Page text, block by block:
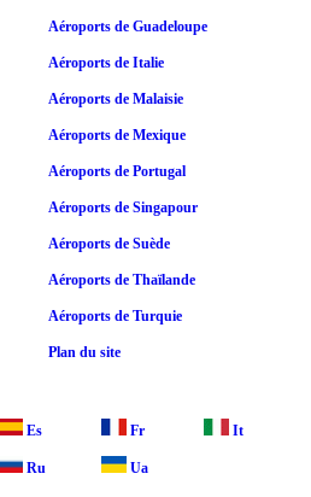
Aéroports de Guadeloupe
Aéroports de Italie
Aéroports de Malaisie
Aéroports de Mexique
Aéroports de Portugal
Aéroports de Singapour
Aéroports de Suède
Aéroports de Thaïlande
Aéroports de Turquie
Plan du site
Es Fr It
Ru Ua